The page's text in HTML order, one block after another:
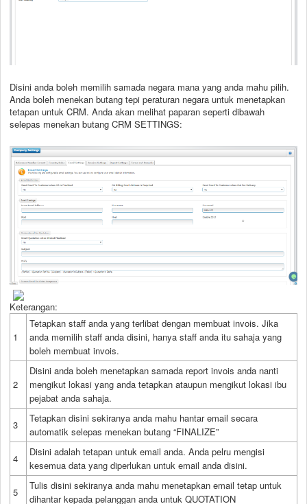
Disini anda boleh memilih samada negara mana yang anda mahu pilih.
Anda boleh menekan butang tepi peraturan negara untuk menetapkan
tetapan untuk CRM. Anda akan melihat paparan seperti dibawah
selepas menekan butang CRM SETTINGS:
Keterangan:
1
Tetapkan staff anda yang terlibat dengan membuat invois. Jika
anda memilih staff anda disini, hanya staff anda itu sahaja yang
boleh membuat invois.
2
Disini anda boleh menetapkan samada report invois anda nanti
mengikut lokasi yang anda tetapkan ataupun mengikut lokasi ibu
pejabat anda sahaja.
3
Tetapkan disini sekiranya anda mahu hantar email secara
automatik selepas menekan butang “FINALIZE”
4
Disini adalah tetapan untuk email anda. Anda pelru mengisi
kesemua data yang diperlukan untuk email anda disini.
5
Tulis disini sekiranya anda mahu menetapkan email tetap untuk
dihantar kepada pelanggan anda untuk QUOTATION